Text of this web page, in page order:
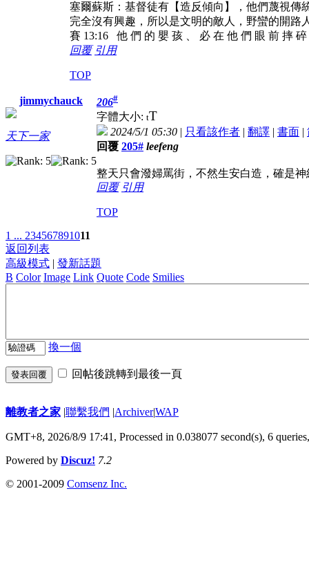
塞爾蘇斯：基督徒有【造反傾向】，他們蔑視傳
完全沒有興趣，所以是文明的敵人，野蠻的開路
賽 13:16 他 們 的 嬰 孩 、 必 在 他 們 眼 前 摔
回覆 引用
TOP
jimmychauck
天下一家
206#
字體大小: tT
2024/5/1 05:30 | 只看該作者 | 翻譯 | 書面 |
回覆 205# leefeng
整天只會潑婦罵街，不然生安白造，確是神
回覆 引用
TOP
1 ... 234567891011
返回列表
高級模式 | 發新話題
B Color Image Link Quote Code Smilies
換一個
發表回覆 回帖後跳轉到最後一頁
離教者之家 |聯繫我們 |Archiver|WAP
GMT+8, 2026/8/9 17:41, Processed in 0.038077 second(s), 6
Powered by Discuz! 7.2
© 2001-2009 Comsenz Inc.